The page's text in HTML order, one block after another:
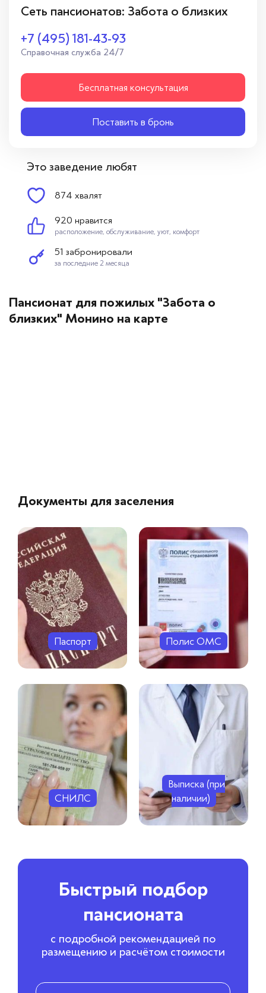
Сеть пансионатов: Забота о близких
+7 (495) 181-43-93
Справочная служба 24/7
Бесплатная консультация
Поставить в бронь
Это заведение любят
874 хвалят
920 нравится
расположение, обслуживание, уют, комфорт
51 забронировали
за последние 2 месяца
Пансионат для пожилых "Забота о
близких" Монино на карте
Документы для заселения
Паспорт Полис ОМС
СНИЛС
Выписка (при
наличии)
Быстрый подбор
пансионата
с подробной рекомендацией по
размещению и расчётом стоимости